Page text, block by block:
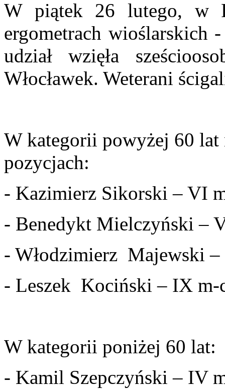
W piątek 26 lutego, w
ergometrach wioślarskich
udział wzięła
Włocławek. Weterani
W kategorii powyżej 60 lat
pozycjach:
- Kazimierz Sikorski – VI
- Benedykt Mielczyński –
- Włodzimierz Majewski –
- Leszek Kociński – IX m-
W kategorii poniżej 60 lat:
- Kamil Szepczyński – IV